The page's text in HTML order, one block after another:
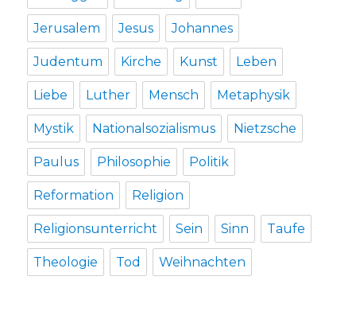
Jerusalem Jesus Johannes
Judentum Kirche Kunst Leben
Liebe Luther Mensch Metaphysik
Mystik Nationalsozialismus Nietzsche
Paulus Philosophie Politik
Reformation Religion
Religionsunterricht Sein Sinn Taufe
Theologie Tod Weihnachten